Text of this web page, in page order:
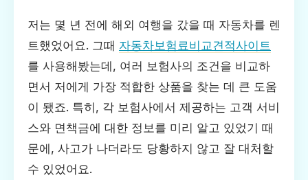
저는 몇 년 전에 해외 여행을 갔을 때 자동차를 렌
트했었어요. 그때 자동차보험료비교견적사이트
를 사용해봤는데, 여러 보험사의 조건을 비교하
면서 저에게 가장 적합한 상품을 찾는 데 큰 도움
이 됐죠. 특히, 각 보험사에서 제공하는 고객 서비
스와 면책금에 대한 정보를 미리 알고 있었기 때
문에, 사고가 나더라도 당황하지 않고 잘 대처할
수 있었어요.